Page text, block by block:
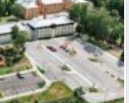
un stāvlaukuma izbūve